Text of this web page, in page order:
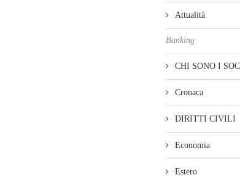
Attualità
Banking
CHI SONO I
Cronaca
DIRITTI CIVILI
Economia
Estero